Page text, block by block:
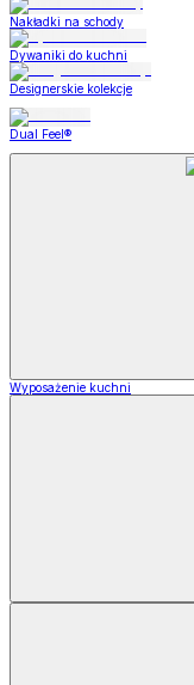
Nakładki na schody
Dywaniki do kuchni
Designerskie kolekcje
Dual Feel®
Wyposażenie kuchni